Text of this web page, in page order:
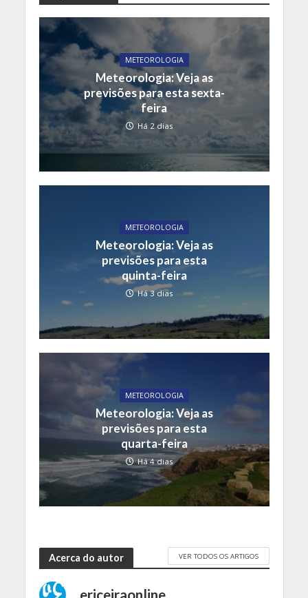
METEOROLOGIA
Meteorologia: Veja as
previsões para esta sexta-
feira
Há 2 dias
METEOROLOGIA
Meteorologia: Veja as
previsões para esta
quinta-feira
Há 3 dias
METEOROLOGIA
Meteorologia: Veja as
previsões para esta
quarta-feira
Há 4 dias
Acerca do autor VER TODOS OS ARTIGOS